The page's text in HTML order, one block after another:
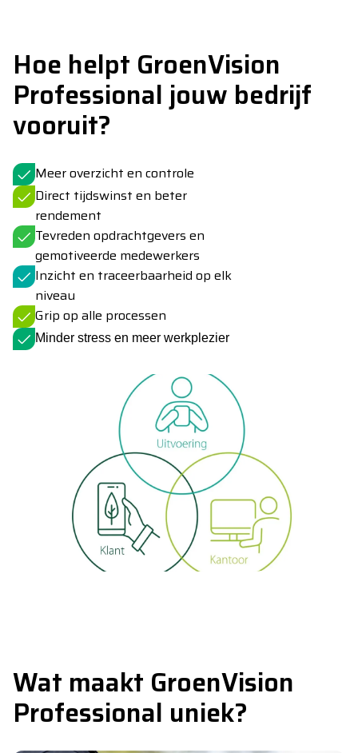
Hoe helpt GroenVision
Professional jouw bedrijf
vooruit?
Meer overzicht en controle
Direct tijdswinst en beter
rendement
Tevreden opdrachtgevers en
gemotiveerde medewerkers
Inzicht en traceerbaarheid op elk
niveau
Grip op alle processen
Minder stress en meer werkplezier
Wat maakt GroenVision
Professional uniek?